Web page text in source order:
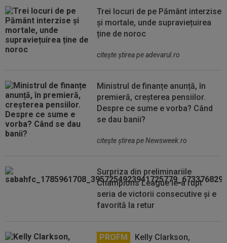
Trei locuri de pe Pământ interzise
și mortale, unde supraviețuirea
ține de noroc
citeşte ştirea pe adevarul.ro
Ministrul de finanțe anunță, în
premieră, creșterea pensiilor.
Despre ce sume e vorba? Când
se dau banii?
citeşte ştirea pe Newsweek.ro
Surpriza din preliminariile
Champions League le-a rupt
seria de victorii consecutive și e
favorită la retur
PROFM
Kelly Clarkson,